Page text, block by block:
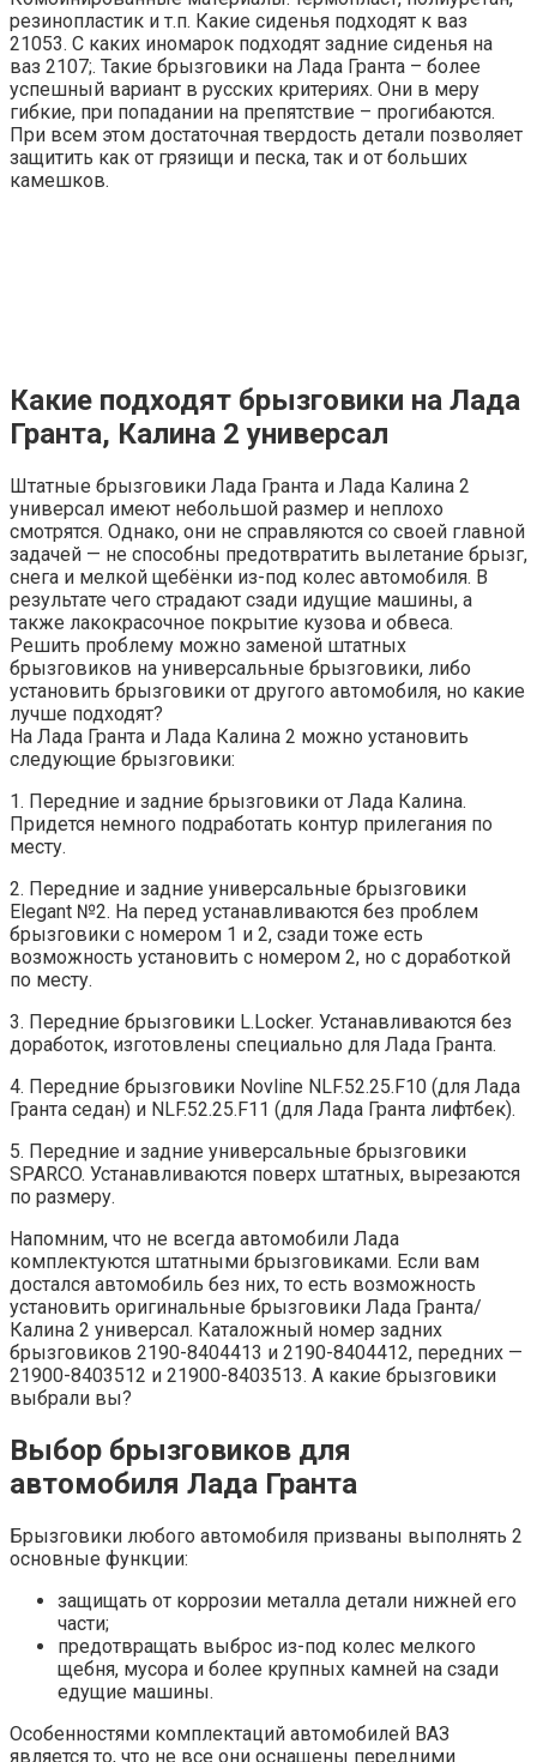
резинопластик и т.п. Какие сиденья подходят к ваз
21053. С каких иномарок подходят задние сиденья на
ваз 2107;. Такие брызговики на Лада Гранта – более
успешный вариант в русских критериях. Они в меру
гибкие, при попадании на препятствие – прогибаются.
При всем этом достаточная твердость детали позволяет
защитить как от грязищи и песка, так и от больших
камешков.
Какие подходят брызговики на Лада
Гранта, Калина 2 универсал
Штатные брызговики Лада Гранта и Лада Калина 2
универсал имеют небольшой размер и неплохо
смотрятся. Однако, они не справляются со своей главной
задачей — не способны предотвратить вылетание брызг,
снега и мелкой щебёнки из-под колес автомобиля. В
результате чего страдают сзади идущие машины, а
также лакокрасочное покрытие кузова и обвеса.
Решить проблему можно заменой штатных
брызговиков на универсальные брызговики, либо
установить брызговики от другого автомобиля, но какие
лучше подходят?
На Лада Гранта и Лада Калина 2 можно установить
следующие брызговики:
1. Передние и задние брызговики от Лада Калина.
Придется немного подработать контур прилегания по
месту.
2. Передние и задние универсальные брызговики
Elegant №2. На перед устанавливаются без проблем
брызговики с номером 1 и 2, сзади тоже есть
возможность установить с номером 2, но с доработкой
по месту.
3. Передние брызговики L.Locker. Устанавливаются без
доработок, изготовлены специально для Лада Гранта.
4. Передние брызговики Novline NLF.52.25.F10 (для Лада
Гранта седан) и NLF.52.25.F11 (для Лада Гранта лифтбек).
5. Передние и задние универсальные брызговики
SPARCO. Устанавливаются поверх штатных, вырезаются
по размеру.
Напомним, что не всегда автомобили Лада
комплектуются штатными брызговиками. Если вам
достался автомобиль без них, то есть возможность
установить оригинальные брызговики Лада Гранта/
Калина 2 универсал. Каталожный номер задних
брызговиков 2190-8404413 и 2190-8404412, передних —
21900-8403512 и 21900-8403513. А какие брызговики
выбрали вы?
Выбор брызговиков для
автомобиля Лада Гранта
Брызговики любого автомобиля призваны выполнять 2
основные функции:
защищать от коррозии металла детали нижней его
части;
предотвращать выброс из-под колес мелкого
щебня, мусора и более крупных камней на сзади
едущие машины.
Особенностями комплектаций автомобилей ВАЗ
является то, что не все они оснащены передними